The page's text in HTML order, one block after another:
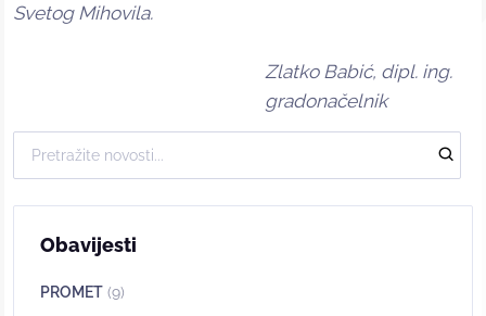
Svetog Mihovila.
Zlatko Babić, dipl. ing.
gradonačelnik
Obavijesti
PROMET (9)